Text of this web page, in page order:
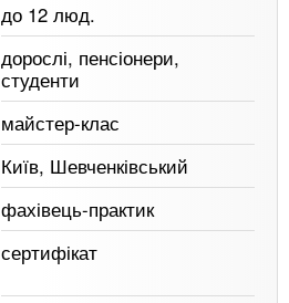
до 12 люд.
дорослі, пенсіонери,
студенти
майстер-клас
Київ, Шевченківський
фахівець-практик
сертифікат